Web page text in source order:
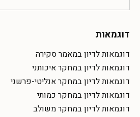
דוגמאות
דוגמאות לדיון במאמר סקירה
דוגמאות לדיון במחקר איכותני
דוגמאות לדיון במחקר אנליטי-פרשני
דוגמאות לדיון במחקר כמותי
דוגמאות לדיון במחקר משולב